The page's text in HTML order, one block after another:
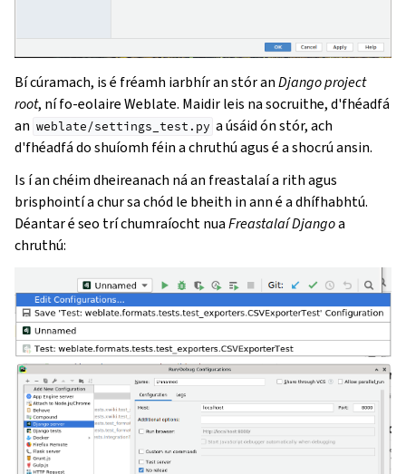
Bí cúramach, is é fréamh iarbhír an stór anDjango project
root, ní fo-eolaire Weblate. Maidir leis na socruithe, d'fhéadfá
an weblate/settings_test.py a úsáid ón stór, ach
d'fhéadfá do shuíomh féin a chruthú agus é a shocrú ansin.
Is í an chéim dheireanach ná an freastalaí a rith agus
brisphointí a chur sa chód le bheith in ann é a dhífhabhtú.
Déantar é seo trí chumraíocht nuaFreastalaí Djangoa
chruthú: